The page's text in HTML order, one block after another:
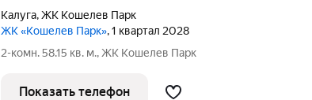
Калуга,ЖК Кошелев Парк
ЖК «Кошелев Парк», 1 квартал 2028
2-комн. 58.15 кв. м., ЖК Кошелев Парк
Показать телефон